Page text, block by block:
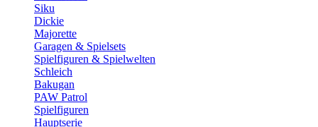
Siku
Dickie
Majorette
Garagen & Spielsets
Spielfiguren & Spielwelten
Schleich
Bakugan
PAW Patrol
Spielfiguren
Hauptserie